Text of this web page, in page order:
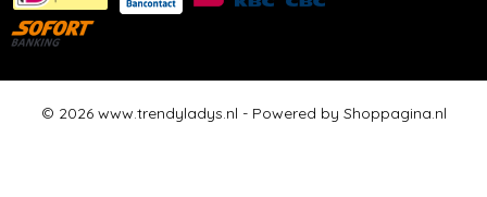
© 2026 www.trendyladys.nl - Powered by Shoppagina.nl